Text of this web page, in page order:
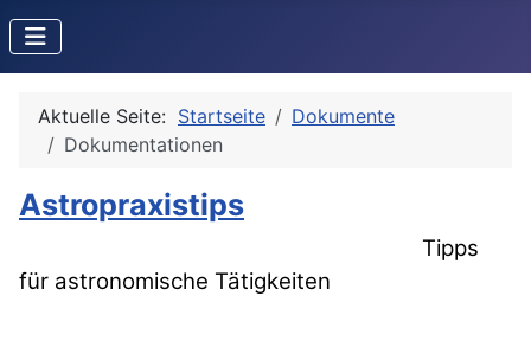
Aktuelle Seite: Startseite
Dokumente
Dokumentationen
Astropraxistips
Tipps
für astronomische Tätigkeiten